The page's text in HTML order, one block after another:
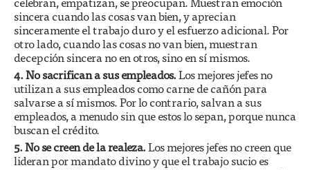
sincera cuando las cosas van bien, y aprecian
sinceramente el trabajo duro y el esfuerzo adicional. Por
otro lado, cuando las cosas no van bien, muestran
decepción sincera no en otros, sino en sí mismos.
4. No sacrifican a sus empleados.Los mejores jefes no
utilizan a sus empleados como carne de cañón para
salvarse a sí mismos. Por lo contrario, salvan a sus
empleados, a menudo sin que estos lo sepan, porque nunca
buscan el crédito.
5. No se creen de la realeza.Los mejores jefes no creen que
lideran por mandato divino y que el trabajo sucio es